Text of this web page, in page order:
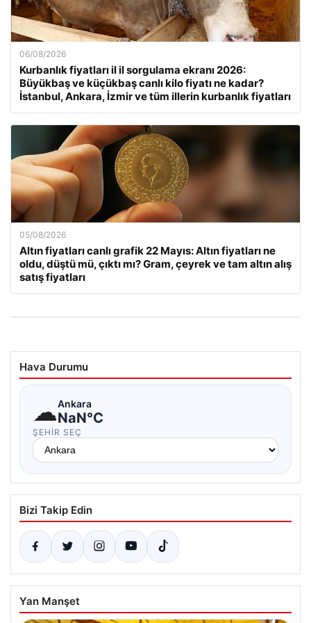
06/08/2026
Kurbanlık fiyatları il il sorgulama ekranı 2026:
Büyükbaş ve küçükbaş canlı kilo fiyatı ne kadar?
İstanbul, Ankara, İzmir ve tüm illerin kurbanlık fiyatları
05/08/2026
Altın fiyatları canlı grafik 22 Mayıs: Altın fiyatları ne
oldu, düştü mü, çıktı mı? Gram, çeyrek ve tam altın alış
satış fiyatları
Hava Durumu
☁Ankara
NaN°C
ŞEHIR SEÇ
Bizi Takip Edin
Yan Manşet